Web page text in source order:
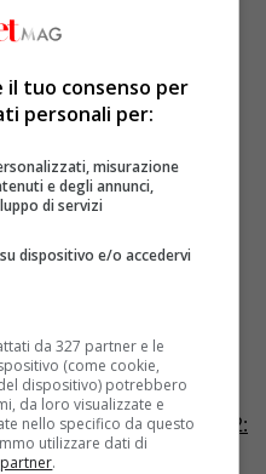
haute couture 2022:
tuo consenso per
personali per:
misurazione
e degli annunci,
di servizi
dispositivo e/o accedervi
da 327 partner e le
(come cookie,
dispositivo) potrebbero
da loro visualizzate e
nello specifico da questo
utilizzare dati di
.